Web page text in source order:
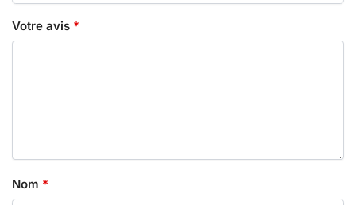
Votre avis *
Nom *